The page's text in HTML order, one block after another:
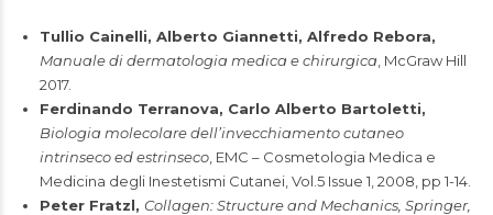
Tullio Cainelli, Alberto Giannetti, Alfredo Rebora,
Manuale di dermatologia medica e chirurgica , McGraw Hill
2017.
Ferdinando Terranova, Carlo Alberto Bartoletti,
Biologia molecolare dell’invecchiamento cutaneo
intrinseco ed estrinseco, EMC – Cosmetologia Medica e
Medicina degli Inestetismi Cutanei, Vol.5 Issue 1, 2008, pp 1-14.
Peter Fratzl, Collagen: Structure and Mechanics, Springer,